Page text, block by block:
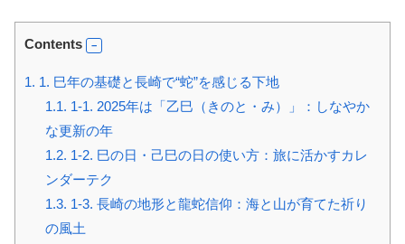
Contents
1. 1. 巳年の基礎と長崎で“蛇”を感じる下地
1.1. 1-1. 2025年は「乙巳（きのと・み）」：しなやか
な更新の年
1.2. 1-2. 巳の日・己巳の日の使い方：旅に活かすカレ
ンダーテク
1.3. 1-3. 長崎の地形と龍蛇信仰：海と山が育てた祈り
の風土